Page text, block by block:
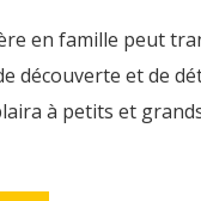
en famille peut
découverte et de
à petits et